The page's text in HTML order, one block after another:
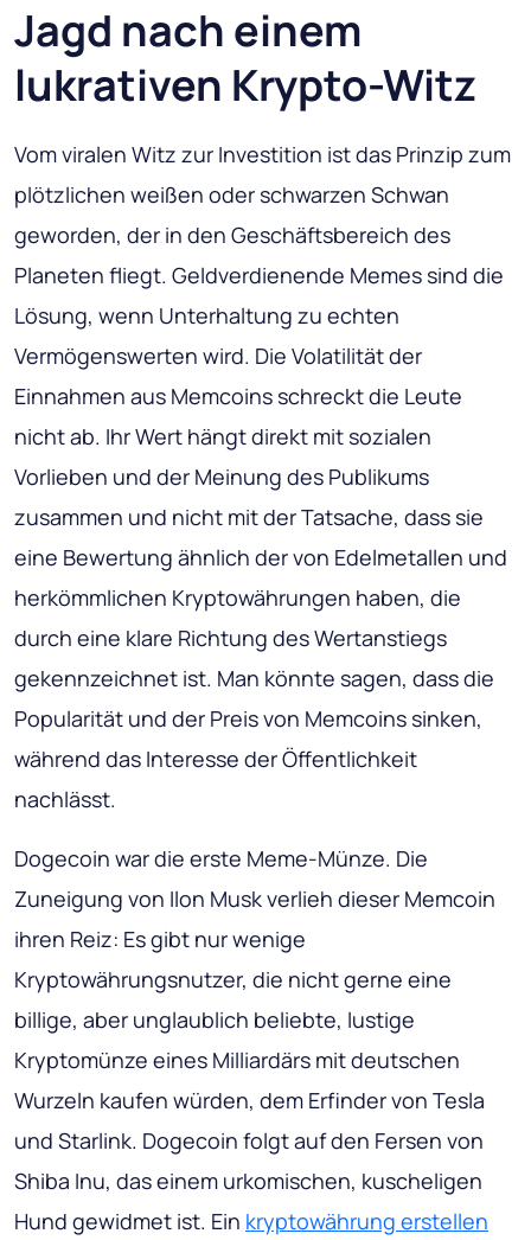
Jagd nach einem
lukrativen Krypto-Witz
Vom viralen Witz zur Investition ist das Prinzip zum
plötzlichen weißen oder schwarzen Schwan
geworden, der in den Geschäftsbereich des
Planeten fliegt. Geldverdienende Memes sind die
Lösung, wenn Unterhaltung zu echten
Vermögenswerten wird. Die Volatilität der
Einnahmen aus Memcoins schreckt die Leute
nicht ab. Ihr Wert hängt direkt mit sozialen
Vorlieben und der Meinung des Publikums
zusammen und nicht mit der Tatsache, dass sie
eine Bewertung ähnlich der von Edelmetallen und
herkömmlichen Kryptowährungen haben, die
durch eine klare Richtung des Wertanstiegs
gekennzeichnet ist. Man könnte sagen, dass die
Popularität und der Preis von Memcoins sinken,
während das Interesse der Öffentlichkeit
nachlässt.
Dogecoin war die erste Meme-Münze. Die
Zuneigung von Ilon Musk verlieh dieser Memcoin
ihren Reiz: Es gibt nur wenige
Kryptowährungsnutzer, die nicht gerne eine
billige, aber unglaublich beliebte, lustige
Kryptomünze eines Milliardärs mit deutschen
Wurzeln kaufen würden, dem Erfinder von Tesla
und Starlink. Dogecoin folgt auf den Fersen von
Shiba Inu, das einem urkomischen, kuscheligen
Hund gewidmet ist. Ein kryptowährung erstellen